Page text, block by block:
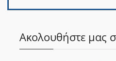
Ακολουθήστε μας